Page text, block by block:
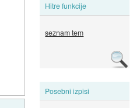
Hitre funkcije
seznam tem
Posebni izpisi